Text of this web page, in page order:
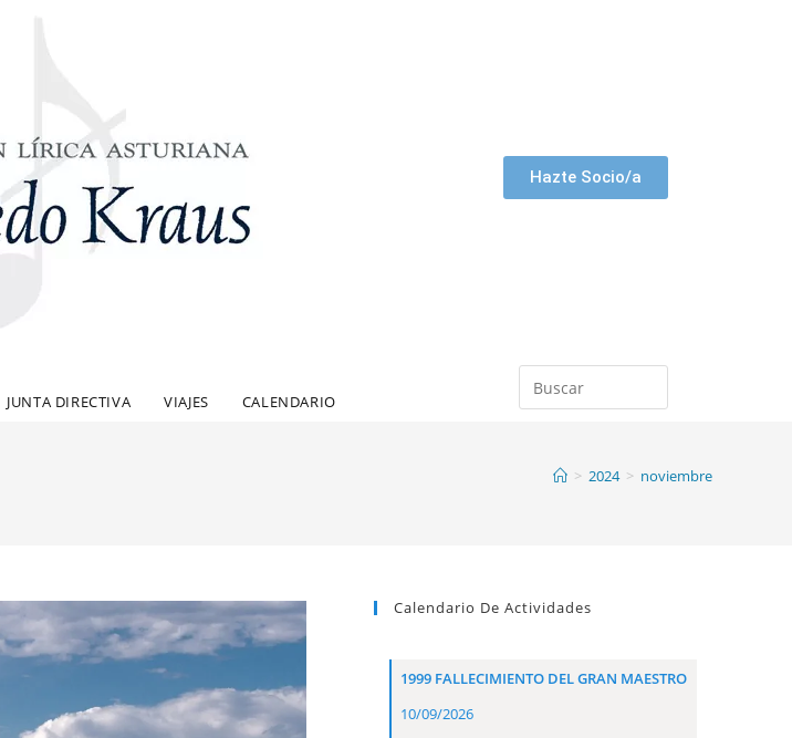
Hazte Socio/a
JUNTA DIRECTIVA VIAJES CALENDARIO
> 2024 > noviembre
Calendario De Actividades
1999 FALLECIMIENTO DEL GRAN MAESTRO
10/09/2026